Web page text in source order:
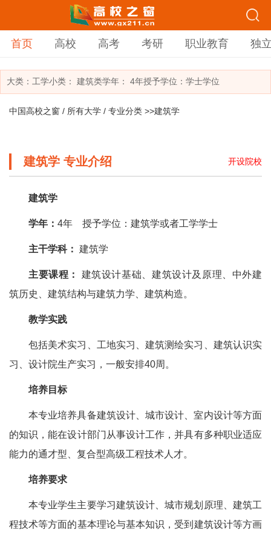
首页 高校 高考 考研 职业教育 独
大类： 工学小类： 建筑类学年： 4年授予学位：学士学位
中国高校之窗 / 所有大学 / 专业分类 >>建筑学
建筑学 专业介绍 开设院校
建筑学
学年： 4年 授予学位：建筑学或者工学学士
主干学科： 建筑学
主要课程：
建筑设计基础、建筑设计及原理、中外建
筑历史、建筑结构与建筑力学、建筑构造。
教学实践
包括美术实习、工地实习、建筑测绘实习、建筑认识实
习、设计院生产实习，一般安排40周。
培养目标
本专业培养具备建筑设计、城市设计、室内设计等方面
的知识，能在设计部门从事设计工作，并具有多种职业适应
能力的通才型、复合型高级工程技术人才。
培养要求
本专业学生主要学习建筑设计、城市规划原理、建筑工
程技术等方面的基本理论与基本知识，受到建筑设计等方画